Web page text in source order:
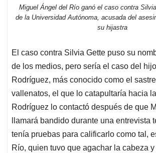
Miguel Ángel del Río ganó el caso contra
de la Universidad Autónoma, acusada del
su hijastra
El caso contra Silvia Gette puso su
de los medios, pero sería el caso del
Rodríguez, más conocido como el
vallenatos, el que lo catapultaría hacia
Rodríguez lo contactó después de que
llamará bandido durante una entrevista
tenía pruebas para calificarlo como tal,
Río, quien tuvo que agachar la cabeza